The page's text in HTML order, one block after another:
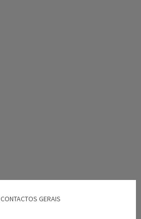
CONTACTOS GERAIS